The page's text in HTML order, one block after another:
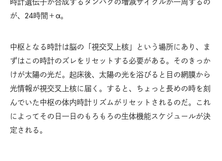
が、24時間＋α。
中枢となる時計は脳の「視交叉上核」という場所にあり、ま
ずはこの時計のズレをリセットする必要がある。そのきっか
けが太陽の光だ。起床後、太陽の光を浴びると目の網膜から
光情報が視交叉上核に届く。すると、ちょっと長めの時を刻
んでいた中枢の体内時計リズムがリセットされるのだ。これ
によってその日一日のもろもろの生体機能スケジュールが決
定される。